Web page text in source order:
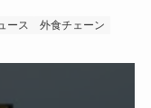
ース 外食チェーン